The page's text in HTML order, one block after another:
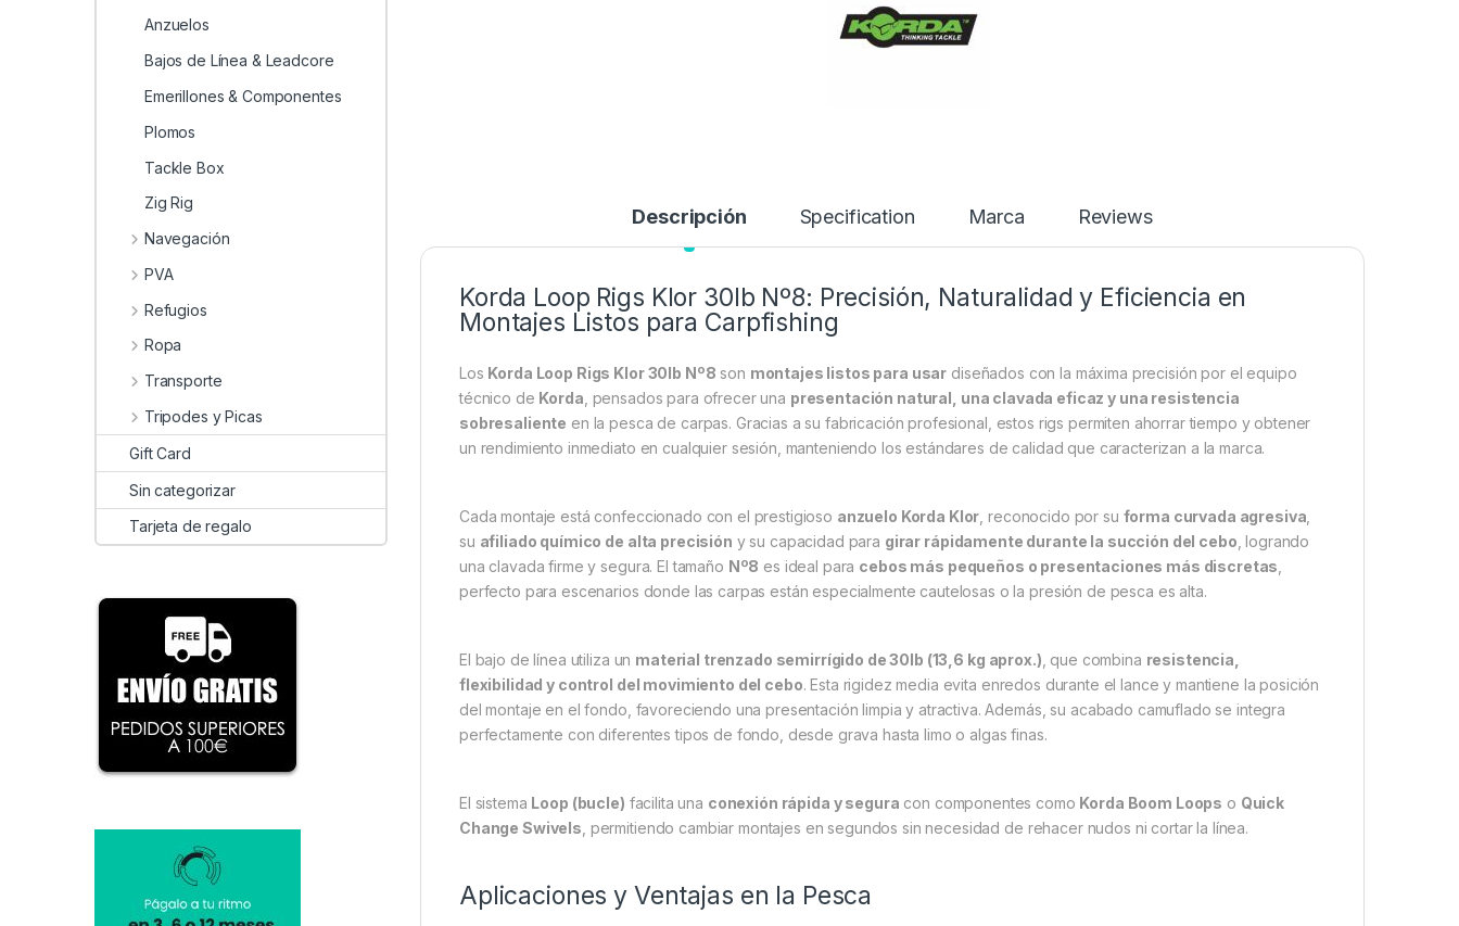
Descripción Specification Marca Reviews
Korda Loop Rigs Klor 30lb Nº8: Precisión, Naturalidad y Eficiencia en
Montajes Listos para Carpfishing
Los Korda Loop Rigs Klor 30lb Nº8 son montajes listos para usar diseñados con la máxima precisión por el equipo
técnico de Korda , pensados para ofrecer una presentación natural, una clavada eficaz y una resistencia
sobresaliente en la pesca de carpas. Gracias a su fabricación profesional, estos rigs permiten ahorrar tiempo y obtener
un rendimiento inmediato en cualquier sesión, manteniendo los estándares de calidad que caracterizan a la marca.
Cada montaje está confeccionado con el prestigioso anzuelo Korda Klor , reconocido por su forma curvada agresiva
su afiliado químico de alta precisión y su capacidad para girar rápidamente durante la succión del cebo , logrando
una clavada firme y segura. El tamaño Nº8 es ideal para cebos más pequeños o presentaciones más discretas
perfecto para escenarios donde las carpas están especialmente cautelosas o la presión de pesca es alta.
El bajo de línea utiliza un material trenzado semirrígido de 30lb (13,6 kg aprox.) , que combina resistencia,
flexibilidad y control del movimiento del cebo. Esta rigidez media evita enredos durante el lance y mantiene la posición
del montaje en el fondo, favoreciendo una presentación limpia y atractiva. Además, su acabado camuflado se integra
perfectamente con diferentes tipos de fondo, desde grava hasta limo o algas finas.
El sistema Loop (bucle) facilita una conexión rápida y segura con componentes como Korda Boom Loops o Quick
Change Swivels , permitiendo cambiar montajes en segundos sin necesidad de rehacer nudos ni cortar la línea.
Aplicaciones y Ventajas en la Pesca
Anzuelos
Bajos de Línea & Leadcore
Emerillones & Componentes
Plomos
Tackle Box
Zig Rig
Navegación
PVA
Refugios
Ropa
Transporte
Tripodes y Picas
Gift Card
Sin categorizar
Tarjeta de regalo